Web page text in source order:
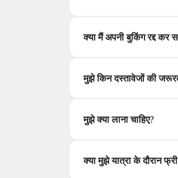
टिप्स, व्यक्तिगत खर्च,
क्या मैं अपनी बुकिंग रद्द कर
इस टूर को प्रस्थान के 48 घंटे
मुझे किन दस्तावेजों की
आपको यात्रा और चेक-इन के
मुझे क्या लाना चाहिए?
आरामदायक चलने वाले जूते,
क्या मुझे यात्रा के दौरान